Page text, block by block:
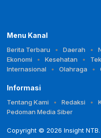
Menu Kanal
Berita Terbaru Daerah
Ekonomi
Kesehatan
Internasional
Olahraga
Informasi
Tentang Kami Redaksi
Pedoman Media Siber
Copyright © 2026 Insight